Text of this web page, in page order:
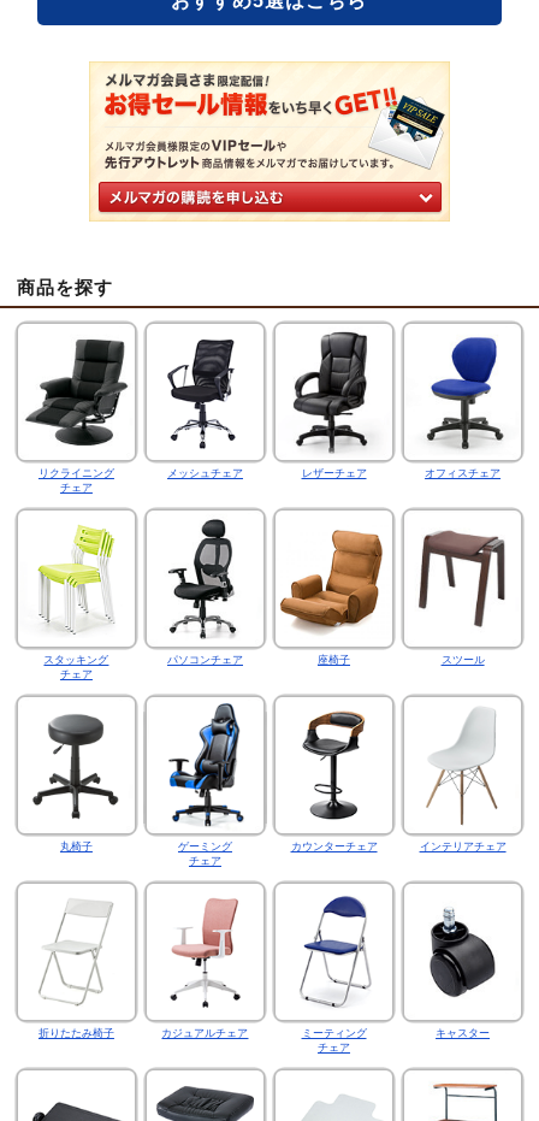
商品を探す
リクライニング
チェア
メッシュチェア レザーチェア オフィスチェア
スタッキング
チェア
パソコンチェア 座椅子 スツール
丸椅子
ゲーミング
チェア
カウンターチェア インテリアチェア
折りたたみ椅子 カジュアルチェア
ミーティング
チェア
キャスター